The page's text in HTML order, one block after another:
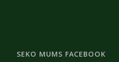
SEKO MUMS FACEBOOK